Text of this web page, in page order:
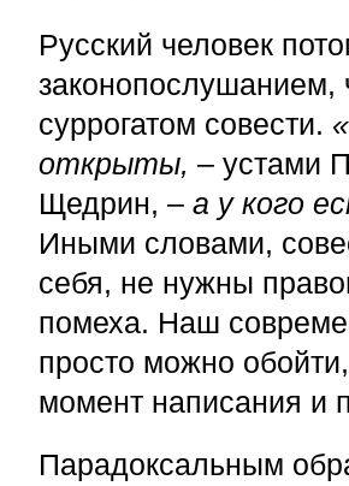
Русский человек
законопослушанием,
суррогатом совести.
открыты, – устами
Щедрин, – а у кого
Иными словами,
себя, не нужны
помеха. Наш
просто можно
момент написания и
Парадоксальным